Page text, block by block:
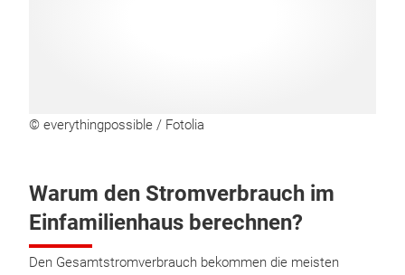
© everythingpossible / Fotolia
Warum den Stromverbrauch im
Einfamilienhaus berechnen?
Den Gesamtstromverbrauch bekommen die meisten